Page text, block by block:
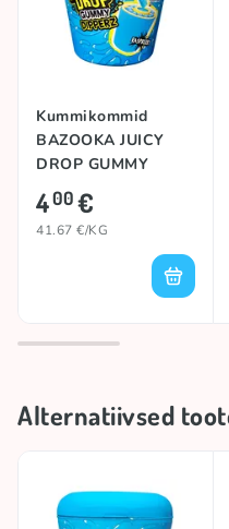
Kummikommid
BAZOOKA JUICY
DROP GUMMY
DIPPERZ, 96g
400€
41.67 €/KG
Alternatiivsed